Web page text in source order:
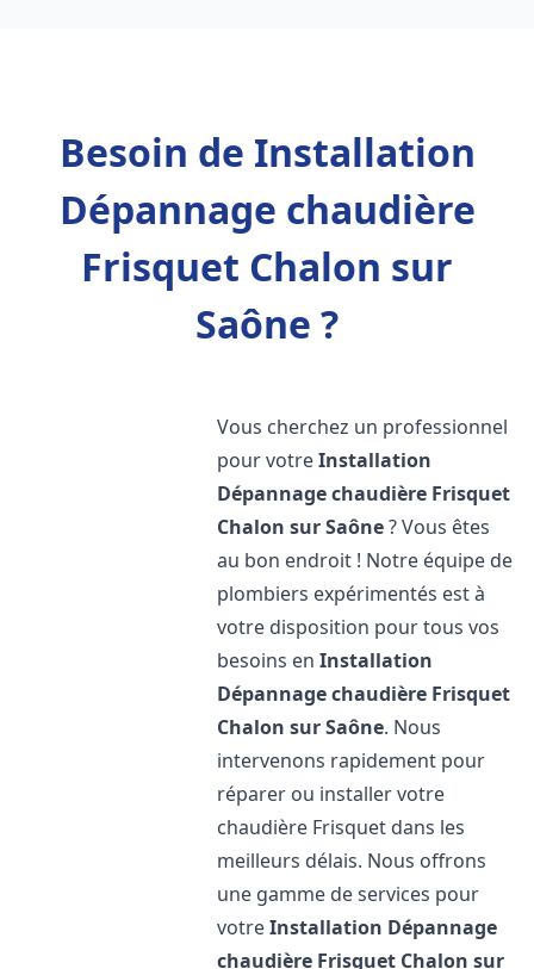
Besoin de Installation
Dépannage chaudière
Frisquet Chalon sur
Saône ?
Vous cherchez un professionnel
pour votreInstallation
Dépannage chaudière Frisquet
Chalon sur Saône? Vous êtes
au bon endroit ! Notre équipe de
plombiers expérimentés est à
votre disposition pour tous vos
besoins enInstallation
Dépannage chaudière Frisquet
Chalon sur Saône. Nous
intervenons rapidement pour
réparer ou installer votre
chaudière Frisquet dans les
meilleurs délais. Nous offrons
une gamme de services pour
votreInstallation Dépannage
chaudière Frisquet Chalon sur